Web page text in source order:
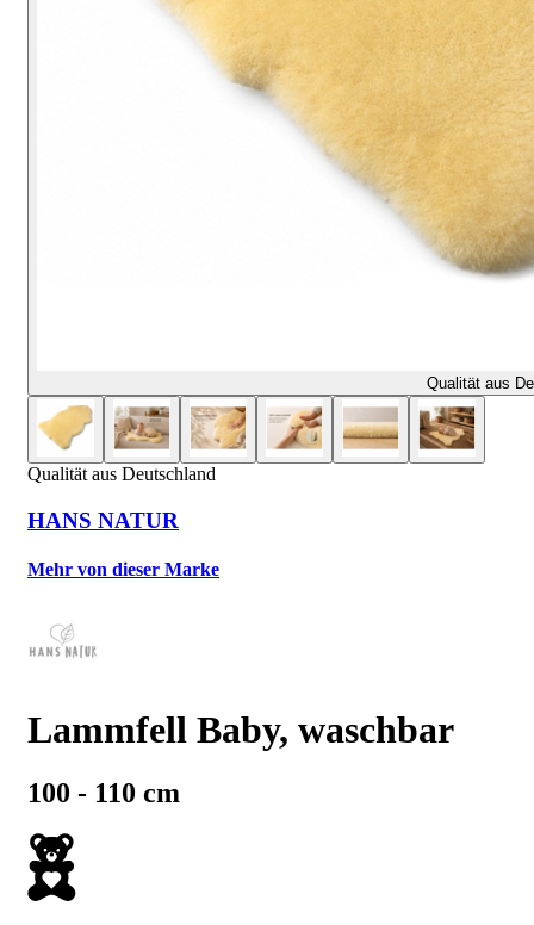
Qualität aus
Qualität aus Deutschland
HANS NATUR
Mehr von dieser Marke
Lammfell Baby, waschbar
100 - 110 cm